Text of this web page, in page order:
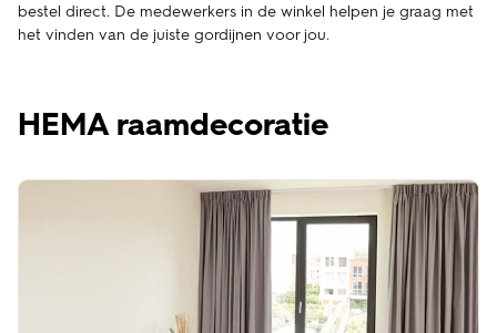
bestel direct. De medewerkers in de winkel helpen je graag met
het vinden van de juiste gordijnen voor jou.
HEMA raamdecoratie